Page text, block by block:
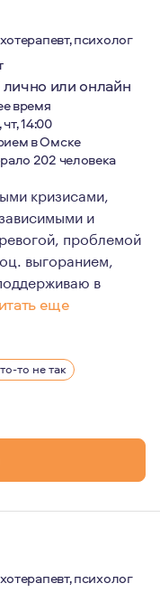
психолог
лично или онлайн
время
14:00
в Омске
202 человека
кризисами,
и
проблемой
выгоранием,
в
еще
опыта, знаний и
активные
3 детей
то не так
психолог